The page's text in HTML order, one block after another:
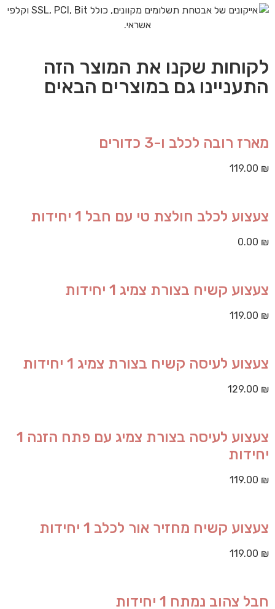
לקוחות שקנו את המוצר הזה
התעניינו גם במוצרים הבאים
מארז רובה לכלב ו-3 כדורים
119.00 ₪
צעצוע לכלב חולצת טי עם חבל 1 יחידות
0.00 ₪
צעצוע קשיח בצורת צמיג 1 יחידות
119.00 ₪
צעצוע לעיסה קשיח בצורת צמיג 1 יחידות
129.00 ₪
צעצוע לעיסה בצורת צמיג עם פתח הזנה 1
יחידות
119.00 ₪
צעצוע קשיח מחזיר אור לכלב 1 יחידות
119.00 ₪
חבל צהוב נמתח 1 יחידות